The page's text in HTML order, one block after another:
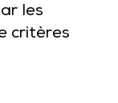
les
critères